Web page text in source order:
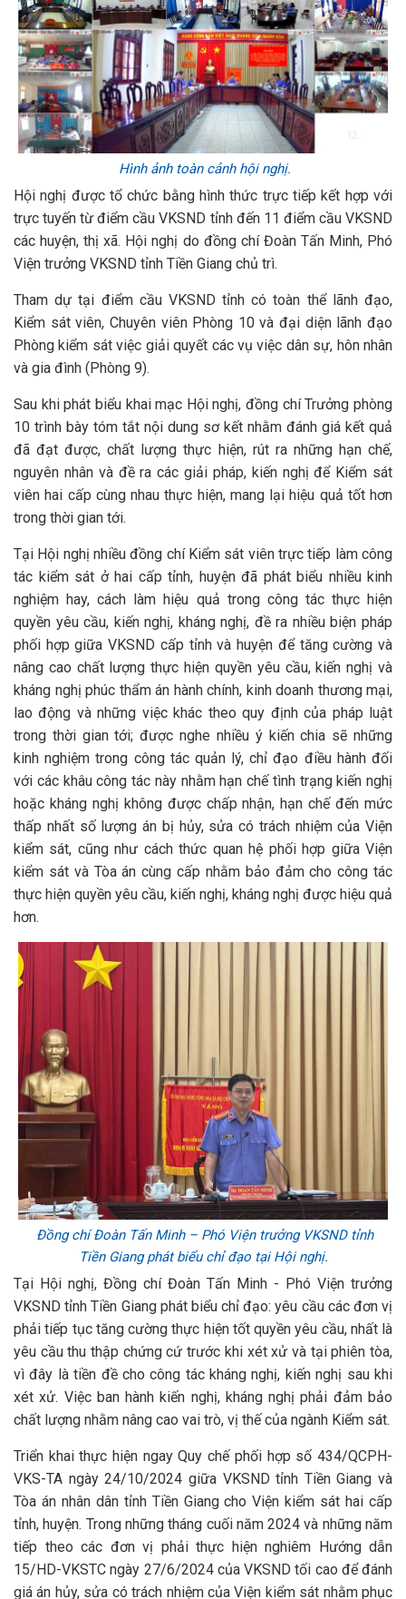
Hình ảnh toàn cảnh hội nghị.
Hội nghị được tổ chức bằng hình thức trực tiếp kết hợp với
trực tuyến từ điểm cầu VKSND tỉnh đến 11 điểm cầu VKSND
các huyện, thị xã. Hội nghị do đồng chí Đoàn Tấn Minh, Phó
Viện trưởng VKSND tỉnh Tiền Giang chủ trì.
Tham dự tại điểm cầu VKSND tỉnh có toàn thể lãnh đạo,
Kiểm sát viên, Chuyên viên Phòng 10 và đại diện lãnh đạo
Phòng kiểm sát việc giải quyết các vụ việc dân sự, hôn nhân
và gia đình (Phòng 9).
Sau khi phát biểu khai mạc Hội nghị, đồng chí Trưởng phòng
10 trình bày tóm tắt nội dung sơ kết nhằm đánh giá kết quả
đã đạt được, chất lượng thực hiện, rút ra những hạn chế,
nguyên nhân và đề ra các giải pháp, kiến nghị để Kiểm sát
viên hai cấp cùng nhau thực hiện, mang lại hiệu quả tốt hơn
trong thời gian tới.
Tại Hội nghị nhiều đồng chí Kiểm sát viên trực tiếp làm công
tác kiểm sát ở hai cấp tỉnh, huyện đã phát biểu nhiều kinh
nghiệm hay, cách làm hiệu quả trong công tác thực hiện
quyền yêu cầu, kiến nghị, kháng nghị, đề ra nhiều biện pháp
phối hợp giữa VKSND cấp tỉnh và huyện để tăng cường và
nâng cao chất lượng thực hiện quyền yêu cầu, kiến nghị và
kháng nghị phúc thẩm án hành chính, kinh doanh thương mại,
lao động và những việc khác theo quy định của pháp luật
trong thời gian tới; được nghe nhiều ý kiến chia sẽ những
kinh nghiệm trong công tác quản lý, chỉ đạo điều hành đối
với các khâu công tác này nhằm hạn chế tình trạng kiến nghị
hoặc kháng nghị không được chấp nhận, hạn chế đến mức
thấp nhất số lượng án bị hủy, sửa có trách nhiệm của Viện
kiểm sát, cũng như cách thức quan hệ phối hợp giữa Viện
kiểm sát và Tòa án cùng cấp nhằm bảo đảm cho công tác
thực hiện quyền yêu cầu, kiến nghị, kháng nghị được hiệu quả
hơn.
Đồng chí Đoàn Tấn Minh – Phó Viện trưởng VKSND tỉnh
Tiền Giang phát biểu chỉ đạo tại Hội nghị.
Tại Hội nghị, Đồng chí Đoàn Tấn Minh - Phó Viện trưởng
VKSND tỉnh Tiền Giang phát biểu chỉ đạo: yêu cầu các đơn vị
phải tiếp tục tăng cường thực hiện tốt quyền yêu cầu, nhất là
yêu cầu thu thập chứng cứ trước khi xét xử và tại phiên tòa,
vì đây là tiền đề cho công tác kháng nghị, kiến nghị sau khi
xét xử. Việc ban hành kiến nghị, kháng nghị phải đảm bảo
chất lượng nhằm nâng cao vai trò, vị thế của ngành Kiểm sát.
Triển khai thực hiện ngay Quy chế phối hợp số 434/QCPH-
VKS-TA ngày 24/10/2024 giữa VKSND tỉnh Tiền Giang và
Tòa án nhân dân tỉnh Tiền Giang cho Viện kiểm sát hai cấp
tỉnh, huyện. Trong những tháng cuối năm 2024 và những năm
tiếp theo các đơn vị phải thực hiện nghiêm Hướng dẫn
15/HD-VKSTC ngày 27/6/2024 của VKSND tối cao để đánh
giá án hủy, sửa có trách nhiệm của Viện kiểm sát nhằm phục